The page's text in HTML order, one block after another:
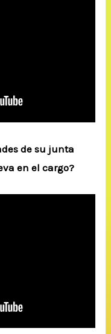
de su junta
en el cargo?